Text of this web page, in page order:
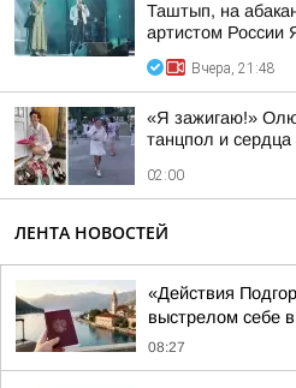
Таштып, на
артистом
Вчера, 21:48
«Я зажигаю!»
танцпол и
02:00
ЛЕНТА НОВОСТЕЙ
«Действия
выстрелом себе в
08:27